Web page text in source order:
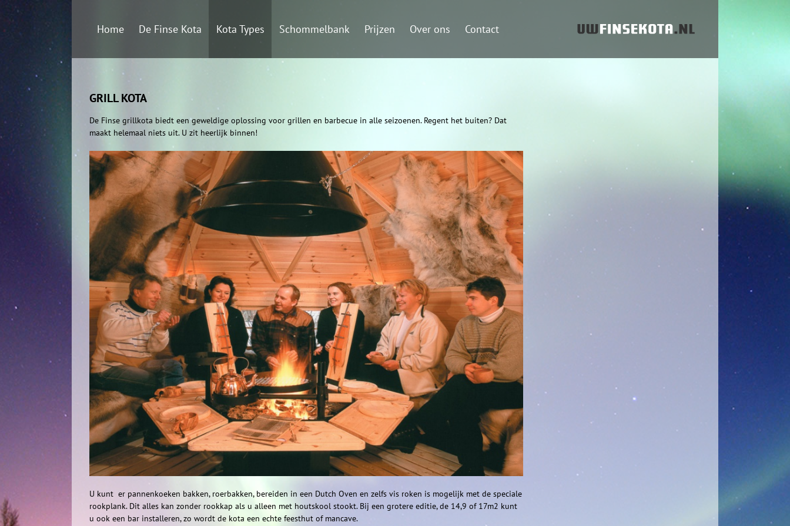
inhoud
Home De Finse Kota Kota Types Schommelbank Prijzen Over ons Contact
GRILL KOTA
De Finse grillkota biedt een geweldige oplossing voor grillen en barbecue in alle seizoenen. Regent het buiten? Dat
maakt helemaal niets uit. U zit heerlijk binnen!
U kunt er pannenkoeken bakken, roerbakken, bereiden in een Dutch Oven en zelfs vis roken is mogelijk met de speciale
rookplank. Dit alles kan zonder rookkap als u alleen met houtskool stookt. Bij een grotere editie, de 14,9 of 17m2 kunt
u ook een bar installeren, zo wordt de kota een echte feesthut of mancave.